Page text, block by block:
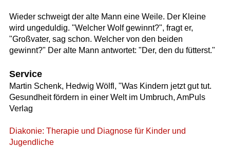
Wieder schweigt der alte Mann eine Weile. Der Kleine
wird ungeduldig. "Welcher Wolf gewinnt?", fragt er,
"Großvater, sag schon. Welcher von den beiden
gewinnt?" Der alte Mann antwortet: "Der, den du fütterst."
Service
Martin Schenk, Hedwig Wölfl, "Was Kindern jetzt gut tut.
Gesundheit fördern in einer Welt im Umbruch, AmPuls
Verlag
Diakonie: Therapie und Diagnose für Kinder und
Jugendliche